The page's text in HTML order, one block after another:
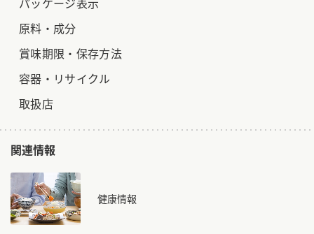
パッケージ表示
原料・成分
賞味期限・保存方法
容器・リサイクル
取扱店
関連情報
健康情報